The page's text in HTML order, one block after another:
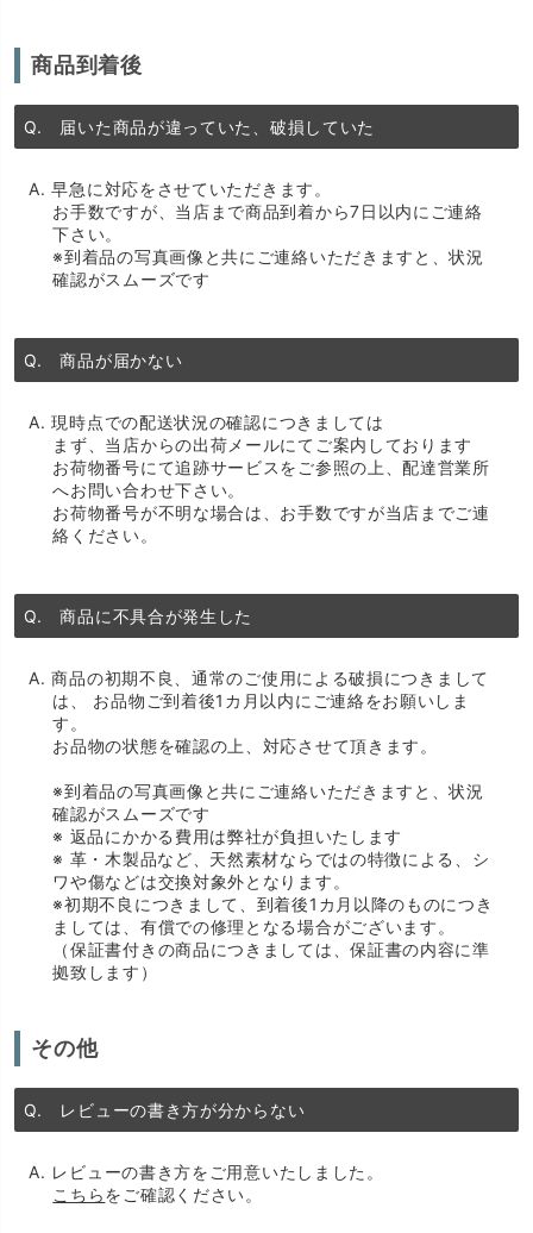
商品到着後
Q. 届いた商品が違っていた、破損していた
A. 早急に対応をさせていただきます。
お手数ですが、当店まで商品到着から7日以内にご連絡
下さい。
※到着品の写真画像と共にご連絡いただきますと、状況
確認がスムーズです
Q. 商品が届かない
A. 現時点での配送状況の確認につきましては
まず、当店からの出荷メールにてご案内しております
お荷物番号にて追跡サービスをご参照の上、配達営業所
へお問い合わせ下さい。
お荷物番号が不明な場合は、お手数ですが当店までご連
絡ください。
Q. 商品に不具合が発生した
A. 商品の初期不良、通常のご使用による破損につきまして
は、 お品物ご到着後1カ月以内にご連絡をお願いしま
す。
お品物の状態を確認の上、対応させて頂きます。
※到着品の写真画像と共にご連絡いただきますと、状況
確認がスムーズです
※ 返品にかかる費用は弊社が負担いたします
※ 革・木製品など、天然素材ならではの特徴による、シ
ワや傷などは交換対象外となります。
※初期不良につきまして、到着後1カ月以降のものにつき
ましては、有償での修理となる場合がございます。
（保証書付きの商品につきましては、保証書の内容に準
拠致します）
その他
Q. レビューの書き方が分からない
A. レビューの書き方をご用意いたしました。
こちらをご確認ください。